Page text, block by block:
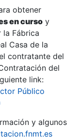
obtener
en curso y
la Fábrica
Casa de la
contratante del
del
link:
Público
y algunos